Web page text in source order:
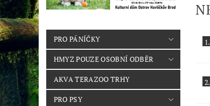
PRO PÁNÍČKY
HMYZ POUZE OSOBNÍ ODBĚR
AKVA TERAZOO TRHY
PRO PSY
1.
2.